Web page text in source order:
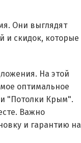
Они выглядят
и скидок, которые
На этой
оптимальное
"Потолки Крым".
Важно
и гарантию на